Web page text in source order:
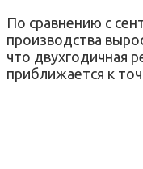
По сравнению с
производства
что двухгодичная
приближается к